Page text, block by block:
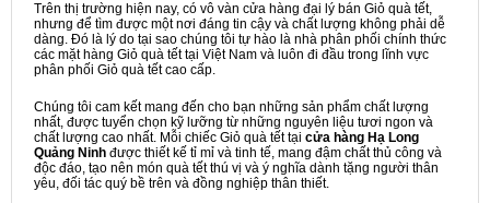
Trên thị trường hiện nay, có vô vàn cửa hàng đại lý bán Giỏ quà tết,
nhưng để tìm được một nơi đáng tin cậy và chất lượng không phải dễ
dàng. Đó là lý do tại sao chúng tôi tự hào là nhà phân phối chính thức
các mặt hàng Giỏ quà tết tại Việt Nam và luôn đi đầu trong lĩnh vực
phân phối Giỏ quà tết cao cấp.
Chúng tôi cam kết mang đến cho bạn những sản phẩm chất lượng
nhất, được tuyển chọn kỹ lưỡng từ những nguyên liệu tươi ngon và
chất lượng cao nhất. Mỗi chiếc Giỏ quà tết tại cửa hàng Hạ Long
Quảng Ninh được thiết kế tỉ mỉ và tinh tế, mang đậm chất thủ công và
độc đáo, tạo nên món quà tết thú vị và ý nghĩa dành tặng người thân
yêu, đối tác quý bề trên và đồng nghiệp thân thiết.